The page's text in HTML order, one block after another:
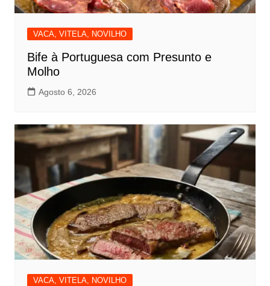
VACA, VITELA, NOVILHO
Bife à Portuguesa com Presunto e
Molho
Agosto 6, 2026
VACA, VITELA, NOVILHO